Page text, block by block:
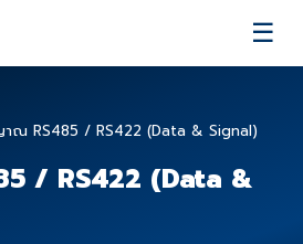
☰
RS485 / RS422 (Data & Signal)
/ RS422 (Data &